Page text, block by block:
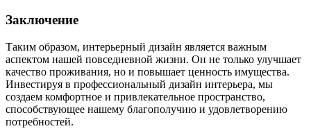
Заключение
Таким образом, интерьерный дизайн является важным
аспектом нашей повседневной жизни. Он не только улучшает
качество проживания, но и повышает ценность имущества.
Инвестируя в профессиональный дизайн интерьера, мы
создаем комфортное и привлекательное пространство,
способствующее нашему благополучию и удовлетворению
потребностей.